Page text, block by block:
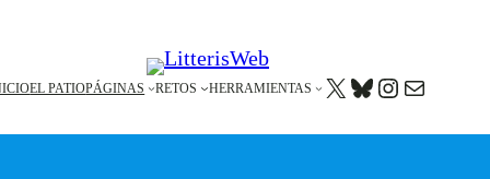
EL PATIOPÁGINAS RETOS HERRAMIENTAS X BLUESKY
CORREO